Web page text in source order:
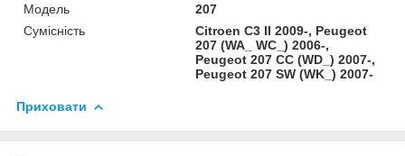
Модель
207
Сумісність
Citroen C3 II 2009-, Peugeot
207 (WA_ WC_) 2006-,
Peugeot 207 CC (WD_) 2007-,
Peugeot 207 SW (WK_) 2007-
Приховати